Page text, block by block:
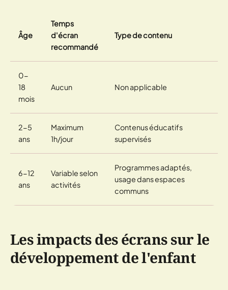
Âge
Temps
d'écran
recommandé
Type de contenu
0-
18
mois
Aucun Non applicable
2-5
ans
Maximum
1h/jour
Contenus éducatifs
supervisés
6-12
ans
Variable selon
activités
Programmes adaptés,
usage dans espaces
communs
Les impacts des écrans sur le
développement de l'enfant